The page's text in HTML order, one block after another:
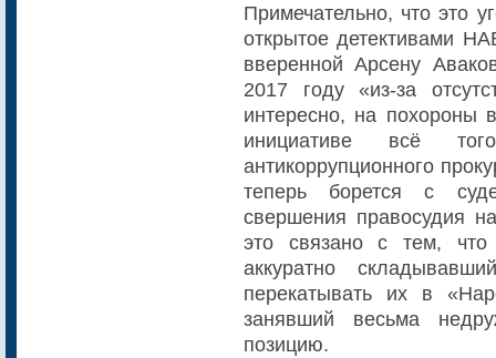
Примечательно, что это
открытое детективами
вверенной Арсену
2017 году «из-за
интересно, на
инициативе всё
антикоррупционного
теперь борется с
свершения правосудия
это связано с тем,
аккуратно
перекатывать их в
занявший весьма
позицию.